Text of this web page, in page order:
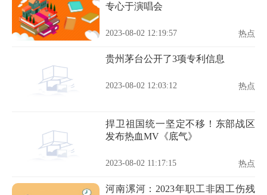
专心于演唱会
2023-08-02 12:19:57 热点
贵州茅台公开了3项专利信息
2023-08-02 12:03:12 热点
捍卫祖国统一坚定不移！东部战区
发布热血MV《底气》
2023-08-02 11:17:15 热点
河南漯河：2023年职工非因工伤残